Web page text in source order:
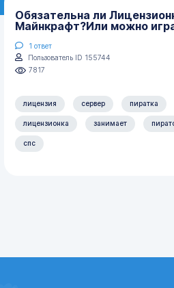
Обязательна ли
Майнкрафт?Или можно
1 ответ
Пользователь ID 155744
7817
лицензия сервер пиратка
лицензионка занимает
спс